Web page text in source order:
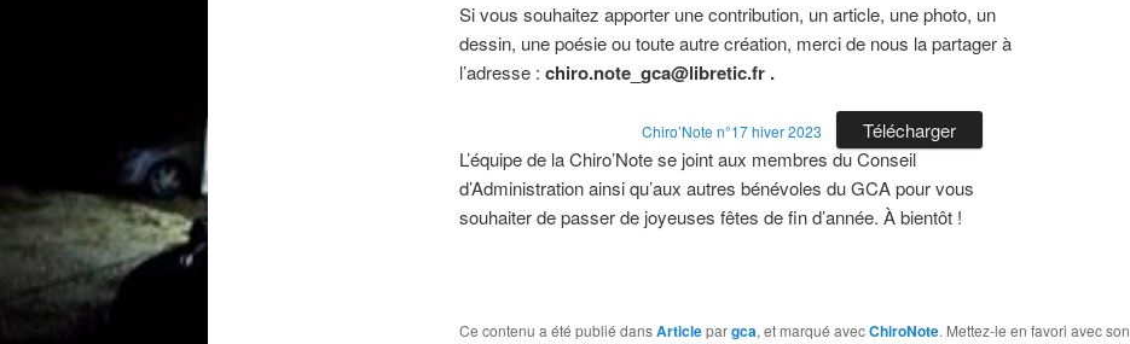
Si vous souhaitez apporter une contribution, un article, une photo, un
dessin, une poésie ou toute autre création, merci de nous la partager à
l’adresse : chiro.note_gca@libretic.fr .
Chiro’Note n°17 hiver 2023
Télécharger
L’équipe de la Chiro’Note se joint aux membres du Conseil
d’Administration ainsi qu’aux autres bénévoles du GCA pour vous
souhaiter de passer de joyeuses fêtes de fin d’année. À bientôt !
Ce contenu a été publié dansArticlepargca, et marqué avecChiroNote. Mettez-le en favori avec son